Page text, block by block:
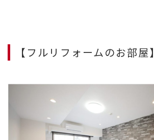
【フルリフォームのお部屋】